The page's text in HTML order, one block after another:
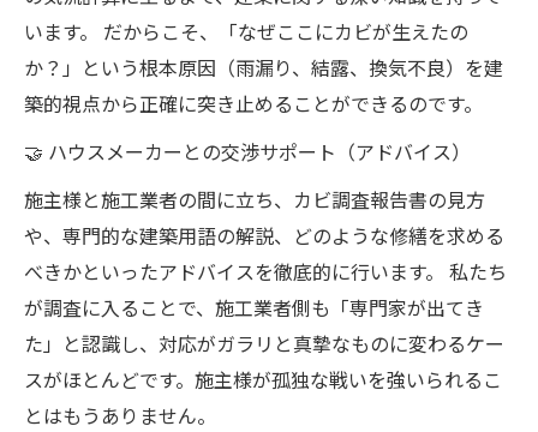
います。 だからこそ、「なぜここにカビが生えたの
か？」という根本原因（雨漏り、結露、換気不良）を建
築的視点から正確に突き止めることができるのです。
🤝 ハウスメーカーとの交渉サポート（アドバイス）
施主様と施工業者の間に立ち、カビ調査報告書の見方
や、専門的な建築用語の解説、どのような修繕を求める
べきかといったアドバイスを徹底的に行います。 私たち
が調査に入ることで、施工業者側も「専門家が出てき
た」と認識し、対応がガラリと真摯なものに変わるケー
スがほとんどです。施主様が孤独な戦いを強いられるこ
とはもうありません。